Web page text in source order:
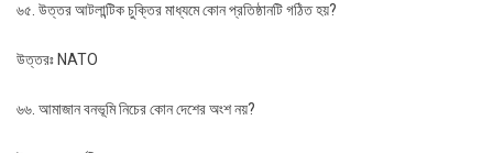
৬৫. উত্তর আটলান্টিক চুক্তির মাধ্যমে কোন প্রতিষ্ঠানটি গঠিত হয়?
উত্তরঃ NATO
৬৬. আমাজান বনভূমি নিচের কোন দেশের অংশ নয়?